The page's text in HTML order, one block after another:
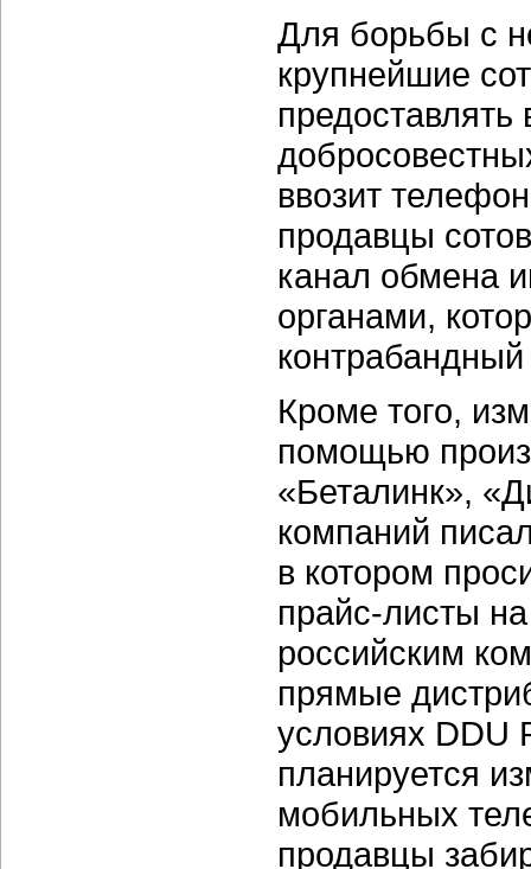
Для борьбы с
крупнейшие
ввозит
продавцы
канал обмена
органами,
Кроме того,
помощью
«Беталинк»,
компаний
в котором
прайс-листы
российским
прямые
условиях DDU
планируется
мобильных
продавцы